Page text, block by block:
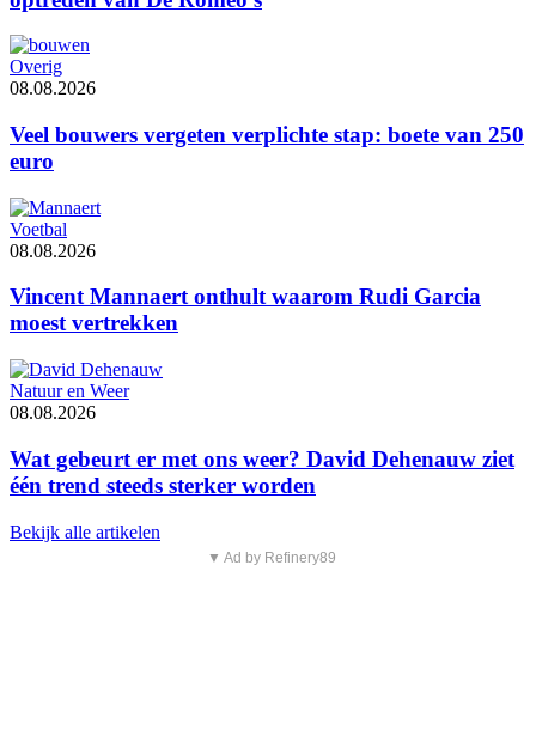
Overig
08.08.2026
Veel bouwers vergeten verplichte stap: boete van 250
euro
Voetbal
08.08.2026
Vincent Mannaert onthult waarom Rudi Garcia
moest vertrekken
Natuur en Weer
08.08.2026
Wat gebeurt er met ons weer? David Dehenauw ziet
één trend steeds sterker worden
Bekijk alle artikelen
▼ Ad by Refinery89